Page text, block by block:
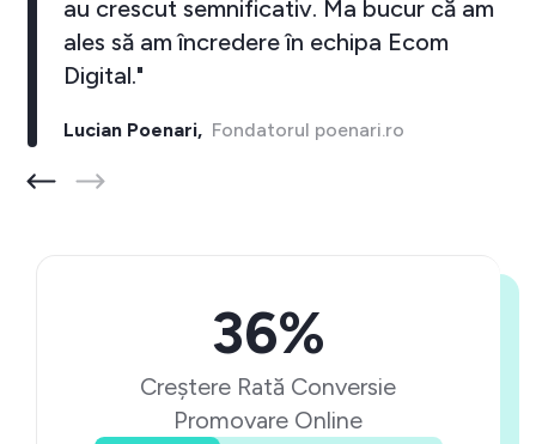
au crescut semnificativ. Ma bucur că am
ales să am încredere în echipa Ecom
Digital."
Lucian Poenari,Fondatorul poenari.ro
36%
Creștere Rată Conversie
Promovare Online